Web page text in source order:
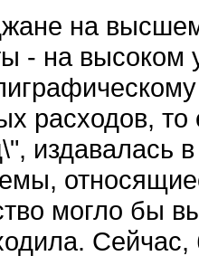
на
- на
расходов, то
могло бы